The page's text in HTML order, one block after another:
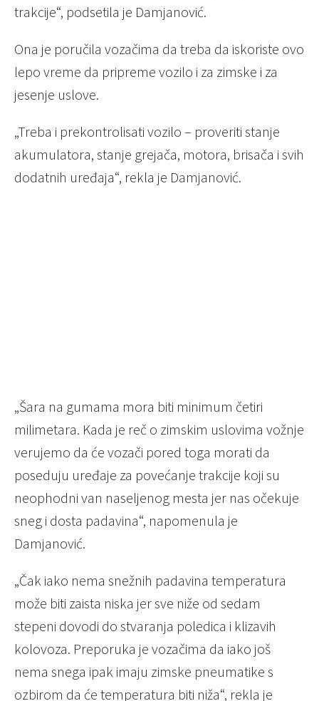
trakcije“, podsetila je Damjanović.
Ona je poručila vozačima da treba da iskoriste ovo
lepo vreme da pripreme vozilo i za zimske i za
jesenje uslove.
„Treba i prekontrolisati vozilo – proveriti stanje
akumulatora, stanje grejača, motora, brisača i svih
dodatnih uređaja“, rekla je Damjanović.
„Šara na gumama mora biti minimum četiri
milimetara. Kada je reč o zimskim uslovima vožnje
verujemo da će vozači pored toga morati da
poseduju uređaje za povećanje trakcije koji su
neophodni van naseljenog mesta jer nas očekuje
sneg i dosta padavina“, napomenula je
Damjanović.
„Čak iako nema snežnih padavina temperatura
može biti zaista niska jer sve niže od sedam
stepeni dovodi do stvaranja poledica i klizavih
kolovoza. Preporuka je vozačima da iako još
nema snega ipak imaju zimske pneumatike s
ozbirom da će temperatura biti niža“, rekla je